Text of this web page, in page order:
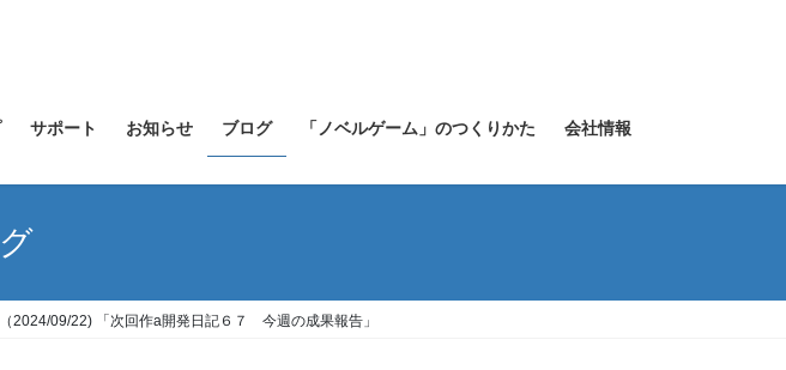
サポート お知らせ ブログ 「ノベルゲーム」のつくりかた 会社情報
2024/09/22) 「次回作a開発日記６７ 今週の成果報告」